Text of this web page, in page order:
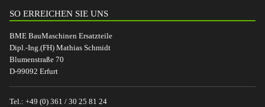
SO ERREICHEN SIE UNS
BME BauMaschinen Ersatzteile
Dipl.-Ing.(FH) Mathias Schmidt
Blumenstraße 70
D-99092 Erfurt
Tel.: +49 (0) 361 / 30 25 81 24